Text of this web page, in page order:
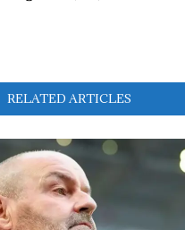
RELATED ARTICLES